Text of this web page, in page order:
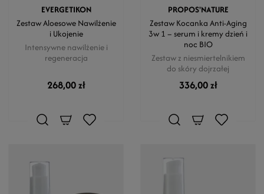
EVERGETIKON
Zestaw Aloesowe Nawilżenie
i Ukojenie
Intensywne nawilżenie i
regeneracja
268,00 zł
PROPOS'NATURE
Zestaw Kocanka Anti-Aging
3w 1 – serum i kremy dzień i
noc BIO
Zestaw z niesmiertelnikiem
do skóry dojrzałej
336,00 zł